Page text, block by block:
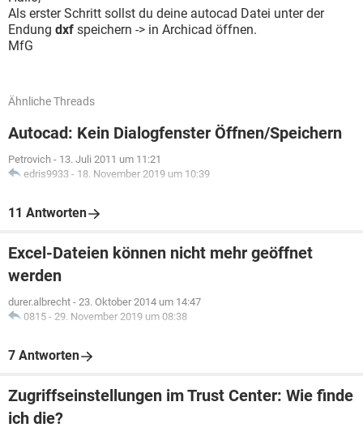
Als erster Schritt sollst du deine autocad Datei unter der
Endung dxf speichern -> in Archicad öffnen.
MfG
Ähnliche Threads
Autocad: Kein Dialogfenster Öffnen/Speichern
Petrovich - 13. Juli 2011 um 11:21
edris9933 - 18. November 2019 um 10:39
11 Antworten
Excel-Dateien können nicht mehr geöffnet
werden
durer.albrecht - 23. Oktober 2014 um 14:47
0815 - 29. November 2019 um 08:38
7 Antworten
Zugriffseinstellungen im Trust Center: Wie finde
ich die?